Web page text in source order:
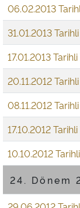
06.02.2013
31.01.2013
17.01.2013
20.11.2012
08.11.2012
17.10.2012
10.10.2012
24. Dönem